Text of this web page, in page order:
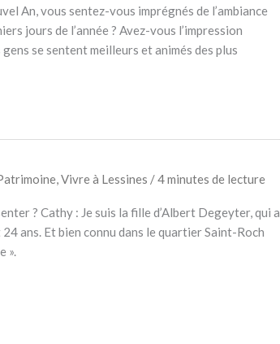
An, vous sentez-vous imprégnés de l’ambiance
jours de l’année ? Avez-vous l’impression
se sentent meilleurs et animés des plus
,Vivre à Lessines /4 minutes de lecture
? Cathy : Je suis la fille d’Albert Degeyter, qui a
ans. Et bien connu dans le quartier Saint-Roch
».